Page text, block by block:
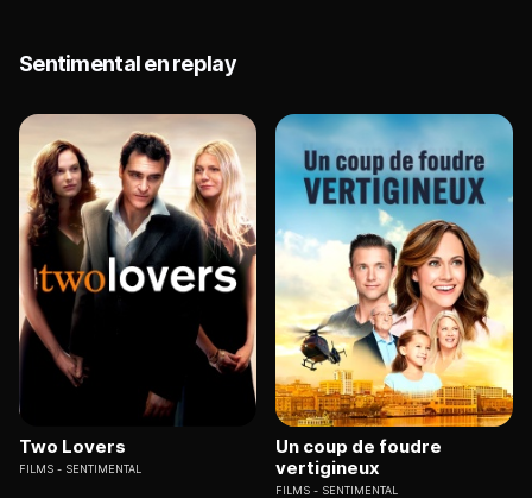
Sentimental en replay
Two Lovers
FILMS SENTIMENTAL
Un coup de foudre
vertigineux
FILMS SENTIMENTAL